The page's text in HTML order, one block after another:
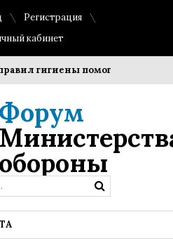
Регистрация
кабинет
помогает сохранить
Форум
обороны